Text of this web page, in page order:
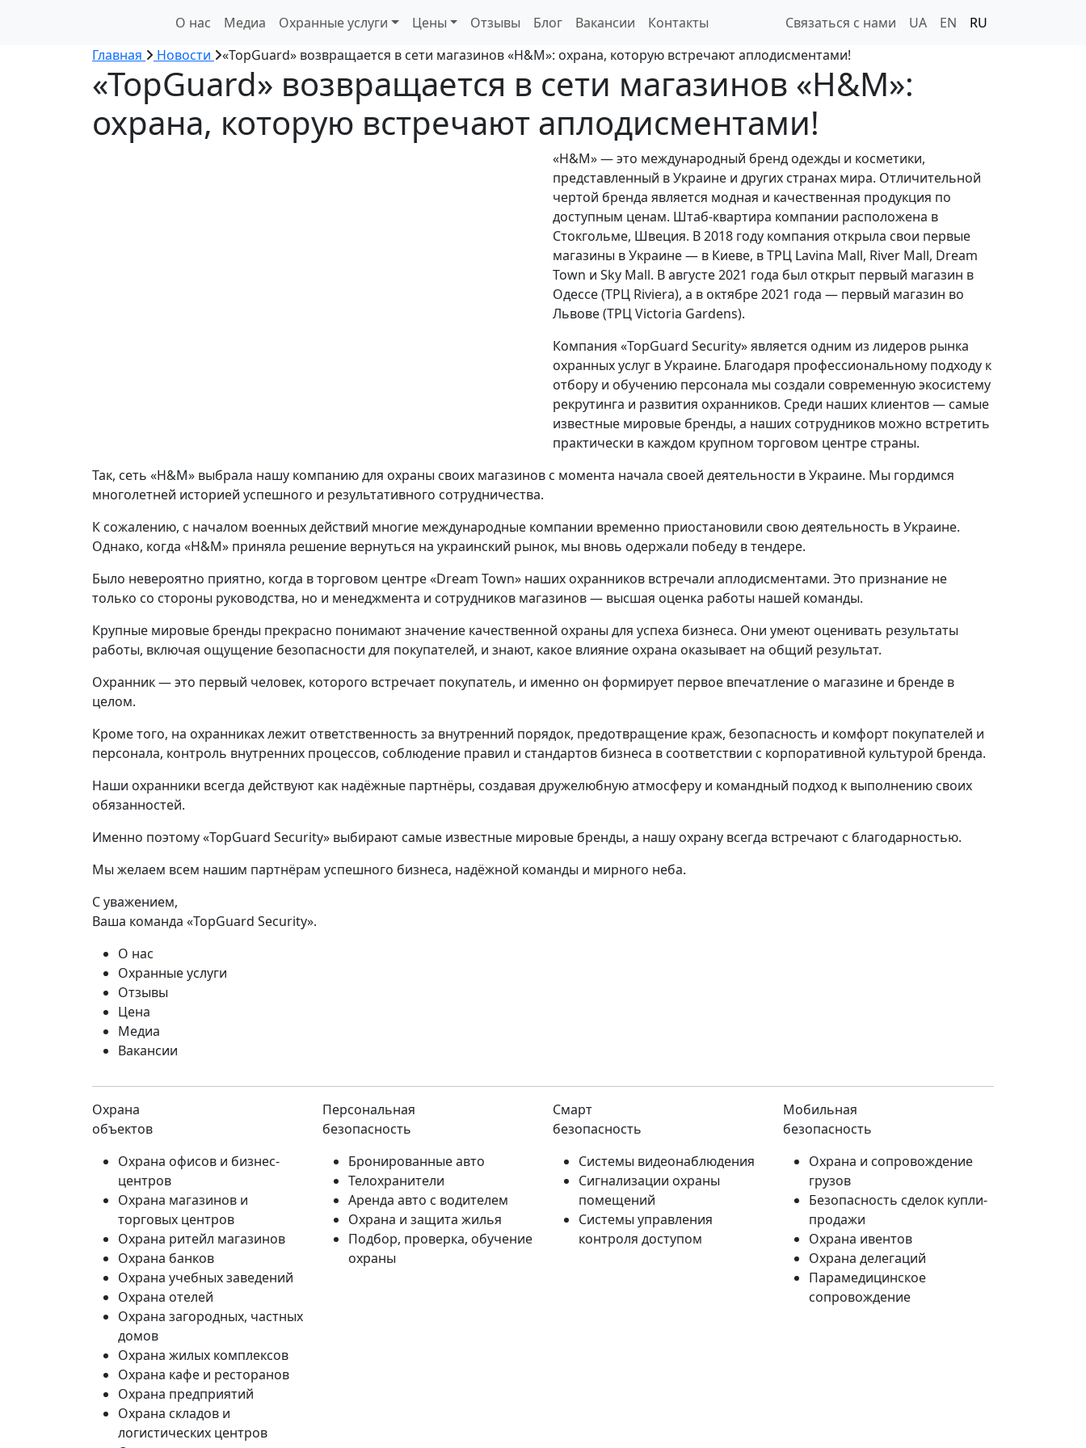
О нас Медиа Охранные услуги Цены Отзывы Блог Вакансии Контакты Связаться с нами UA EN
RU
Главная
Новости «TopGuard» возвращается в сети магазинов «H&M»: охрана, которую встречают аплодисментами!
«TopGuard» возвращается в сети магазинов «H&M»:
охрана, которую встречают аплодисментами!
«H&M» — это международный бренд одежды и косметики,
представленный в Украине и других странах мира. Отличительной
чертой бренда является модная и качественная продукция по
доступным ценам. Штаб-квартира компании расположена в
Стокгольме, Швеция. В 2018 году компания открыла свои первые
магазины в Украине — в Киеве, в ТРЦ Lavina Mall, River Mall, Dream
Town и Sky Mall. В августе 2021 года был открыт первый магазин в
Одессе (ТРЦ Riviera), а в октябре 2021 года — первый магазин во
Львове (ТРЦ Victoria Gardens).
Компания «TopGuard Security» является одним из лидеров рынка
охранных услуг в Украине. Благодаря профессиональному подходу к
отбору и обучению персонала мы создали современную экосистему
рекрутинга и развития охранников. Среди наших клиентов — самые
известные мировые бренды, а наших сотрудников можно встретить
практически в каждом крупном торговом центре страны.
Так, сеть «H&M» выбрала нашу компанию для охраны своих магазинов с момента начала своей деятельности в Украине. Мы гордимся
многолетней историей успешного и результативного сотрудничества.
К сожалению, с началом военных действий многие международные компании временно приостановили свою деятельность в Украине.
Однако, когда «H&M» приняла решение вернуться на украинский рынок, мы вновь одержали победу в тендере.
Было невероятно приятно, когда в торговом центре «Dream Town» наших охранников встречали аплодисментами. Это признание не
только со стороны руководства, но и менеджмента и сотрудников магазинов — высшая оценка работы нашей команды.
Крупные мировые бренды прекрасно понимают значение качественной охраны для успеха бизнеса. Они умеют оценивать результаты
работы, включая ощущение безопасности для покупателей, и знают, какое влияние охрана оказывает на общий результат.
Охранник — это первый человек, которого встречает покупатель, и именно он формирует первое впечатление о магазине и бренде в
целом.
Кроме того, на охранниках лежит ответственность за внутренний порядок, предотвращение краж, безопасность и комфорт покупателей и
персонала, контроль внутренних процессов, соблюдение правил и стандартов бизнеса в соответствии с корпоративной культурой бренда.
Наши охранники всегда действуют как надёжные партнёры, создавая дружелюбную атмосферу и командный подход к выполнению своих
обязанностей.
Именно поэтому «TopGuard Security» выбирают самые известные мировые бренды, а нашу охрану всегда встречают с благодарностью.
Мы желаем всем нашим партнёрам успешного бизнеса, надёжной команды и мирного неба.
С уважением,
Ваша команда «TopGuard Security».
О нас
Охранные услуги
Отзывы
Цена
Медиа
Вакансии
Охрана
объектов
Охрана офисов и бизнес-
центров
Охрана магазинов и
торговых центров
Охрана ритейл магазинов
Охрана банков
Охрана учебных заведений
Охрана отелей
Охрана загородных, частных
домов
Охрана жилых комплексов
Охрана кафе и ресторанов
Охрана предприятий
Охрана складов и
логистических центров
Персональная
безопасность
Бронированные авто
Телохранители
Аренда авто с водителем
Охрана и защита жилья
Подбор, проверка, обучение
охраны
Смарт
безопасность
Системы видеонаблюдения
Сигнализации охраны
помещений
Системы управления
контроля доступом
Мобильная
безопасность
Охрана и сопровождение
грузов
Безопасность сделок купли-
продажи
Охрана ивентов
Охрана делегаций
Парамедицинское
сопровождение